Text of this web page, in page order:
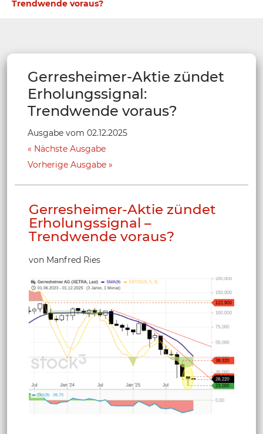
Trendwende voraus?
Gerresheimer-Aktie zündet
Erholungssignal:
Trendwende voraus?
Ausgabe vom 02.12.2025
Nächste Ausgabe
Vorherige Ausgabe
Gerresheimer-Aktie zündet
Erholungssignal –
Trendwende voraus?
von Manfred Ries